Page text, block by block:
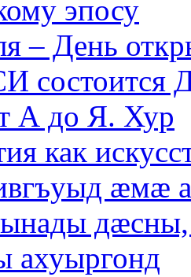
эпосу
– День
А до Я. Хур
как
æмæ
ахуыргонд